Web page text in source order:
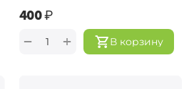
‍400‍₽
В корзину
+
−